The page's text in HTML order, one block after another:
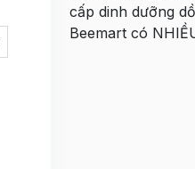
cấp dinh dưỡng
Beemart có